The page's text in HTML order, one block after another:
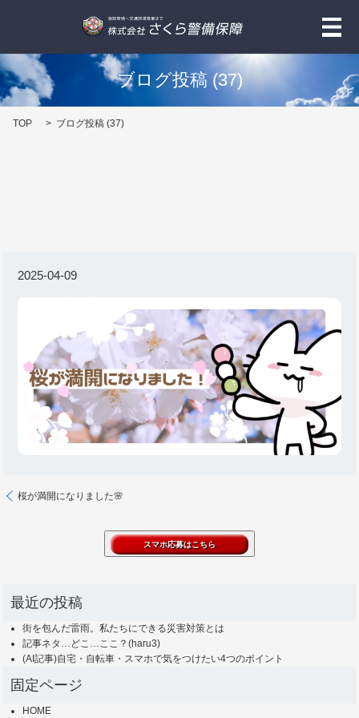
メ
ブログ投稿 (37)
TOP ブログ投稿 (37)
2025-04-09
桜が満開になりました🌸
最近の投稿
街を包んだ雷雨。私たちにできる災害対策とは
記事ネタ…どこ…ここ？(haru3)
(AI記事)自宅・自転車・スマホで気をつけたい4つのポイント
固定ページ
HOME